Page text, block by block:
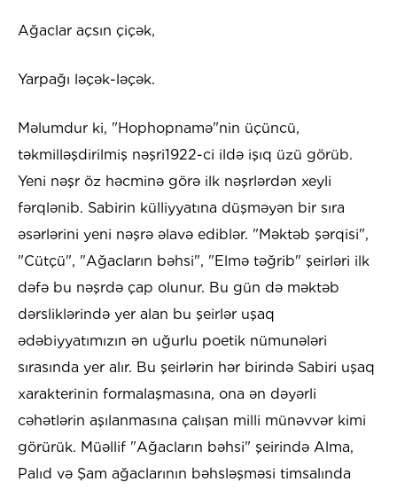
Ağaclar açsın çiçək,
Yarpağı ləçək-ləçək.
Məlumdur ki, "Hophopnamə"nin üçüncü,
təkmilləşdirilmiş nəşri1922-ci ildə işıq üzü görüb.
Yeni nəşr öz həcminə görə ilk nəşrlərdən xeyli
fərqlənib. Sabirin külliyyatına düşməyən bir sıra
əsərlərini yeni nəşrə əlavə ediblər. "Məktəb şərqisi",
"Cütçü", "Ağacların bəhsi", "Elmə təğrib" şeirləri ilk
dəfə bu nəşrdə çap olunur. Bu gün də məktəb
dərsliklərində yer alan bu şeirlər uşaq
ədəbiyyatımızın ən uğurlu poetik nümunələri
sırasında yer alır. Bu şeirlərin hər birində Sabiri uşaq
xarakterinin formalaşmasına, ona ən dəyərli
cəhətlərin aşılanmasına çalışan milli münəvvər kimi
görürük. Müəllif "Ağacların bəhsi" şeirində Alma,
Palıd və Şam ağaclarının bəhsləşməsi timsalında